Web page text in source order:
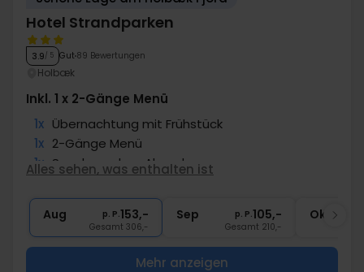
Hotel Strandparken
3.9/ 5 Gut 89 Bewertungen
Holbæk
Inkl. 1 x 2-Gänge Menü
1x Übernachtung mit Frühstück
1x 2-Gänge Menü
1x Snack vor dem Abendessen
1x Kaffee zum Mitnehmen
Alles sehen, was enthalten ist
Aug p. P.153,-
Gesamt 306,-
Sep p. P.105,-
Gesamt 210,-
Okt
Mehr anzeigen